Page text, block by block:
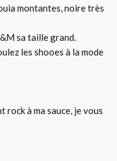
montantes, noire très
sa taille grand.
les shooes à la mode
rock à ma sauce, je vous